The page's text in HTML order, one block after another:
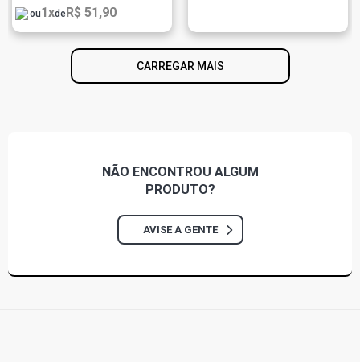
ou1xdeR$ 51,90
CARREGAR MAIS
NÃO ENCONTROU ALGUM
PRODUTO?
AVISE A GENTE